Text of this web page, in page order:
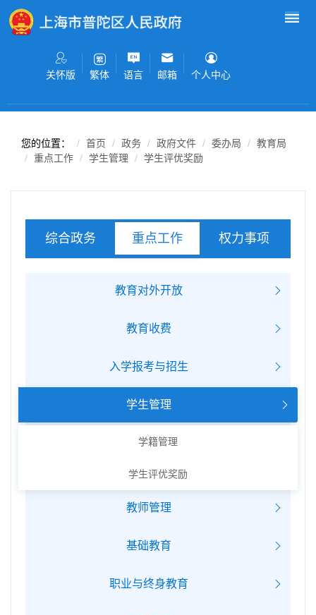
无障碍操作说明
关怀版 繁体 语言 邮箱 个人中心
您的位置： 首页 政务 政府文件 委办局
教育局
重点工作
学生管理 学生评优奖励
综合政务 重点工作 权力事项
教育对外开放
教育收费
入学报考与招生
学生管理
学籍管理
学生评优奖励
教师管理
基础教育
职业与终身教育